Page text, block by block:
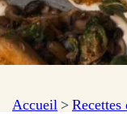
Accueil > Recettes